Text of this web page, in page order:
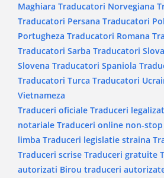
Maghiara Traducatori Norvegiana
Traducatori Persana Traducatori
Portugheza Traducatori Romana
Traducatori Sarba Traducatori
Slovena Traducatori Spaniola
Traducatori Turca Traducatori
Vietnameza
Traduceri oficiale Traduceri
notariale Traduceri online non-stop
limba Traduceri legislatie straina
Traduceri scrise Traduceri gratuite
autorizati Birou traduceri